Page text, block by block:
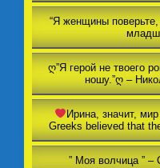
“Я женщины
ღ”Я герой не твоего
ношу.”ღ –
Ирина, значит,
Greeks believed that
” Моя волчица ” –